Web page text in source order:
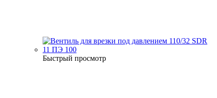
Быстрый просмотр